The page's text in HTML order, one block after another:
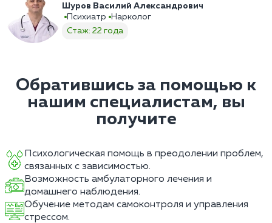
Шуров Василий Александрович
Психиатр
Нарколог
Стаж: 22 года
Обратившись за помощью к
нашим специалистам, вы
получите
Психологическая помощь в преодолении проблем,
связанных с зависимостью.
Возможность амбулаторного лечения и
домашнего наблюдения.
Обучение методам самоконтроля и управления
стрессом.